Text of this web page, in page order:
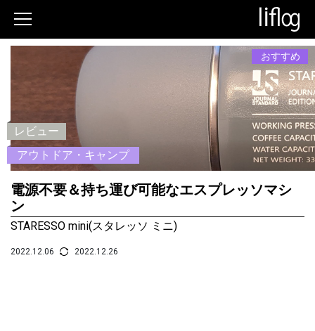
レビュー
アウトドア・キャンプ
おすすめ
電源不要＆持ち運び可能なエスプレッソマシ
ン
STARESSO mini(スタレッソ ミニ)
2022.12.06 2022.12.26